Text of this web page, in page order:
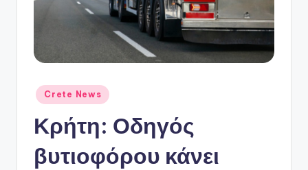
Αναρτήθηκε
σε
Crete News
Κρήτη: Οδηγός
βυτιοφόρου κάνει